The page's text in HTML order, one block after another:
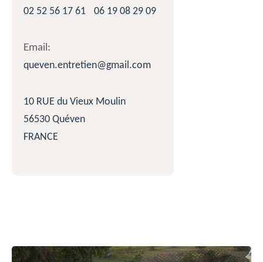
02 52 56 17 61
06 19 08 29 09
Email:
queven.entretien@gmail.com
10 RUE du Vieux Moulin
56530 Quéven
FRANCE